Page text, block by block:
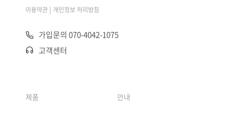
이용약관 | 개인정보 처리방침
가입문의 070-4042-1075
고객센터
제품 안내